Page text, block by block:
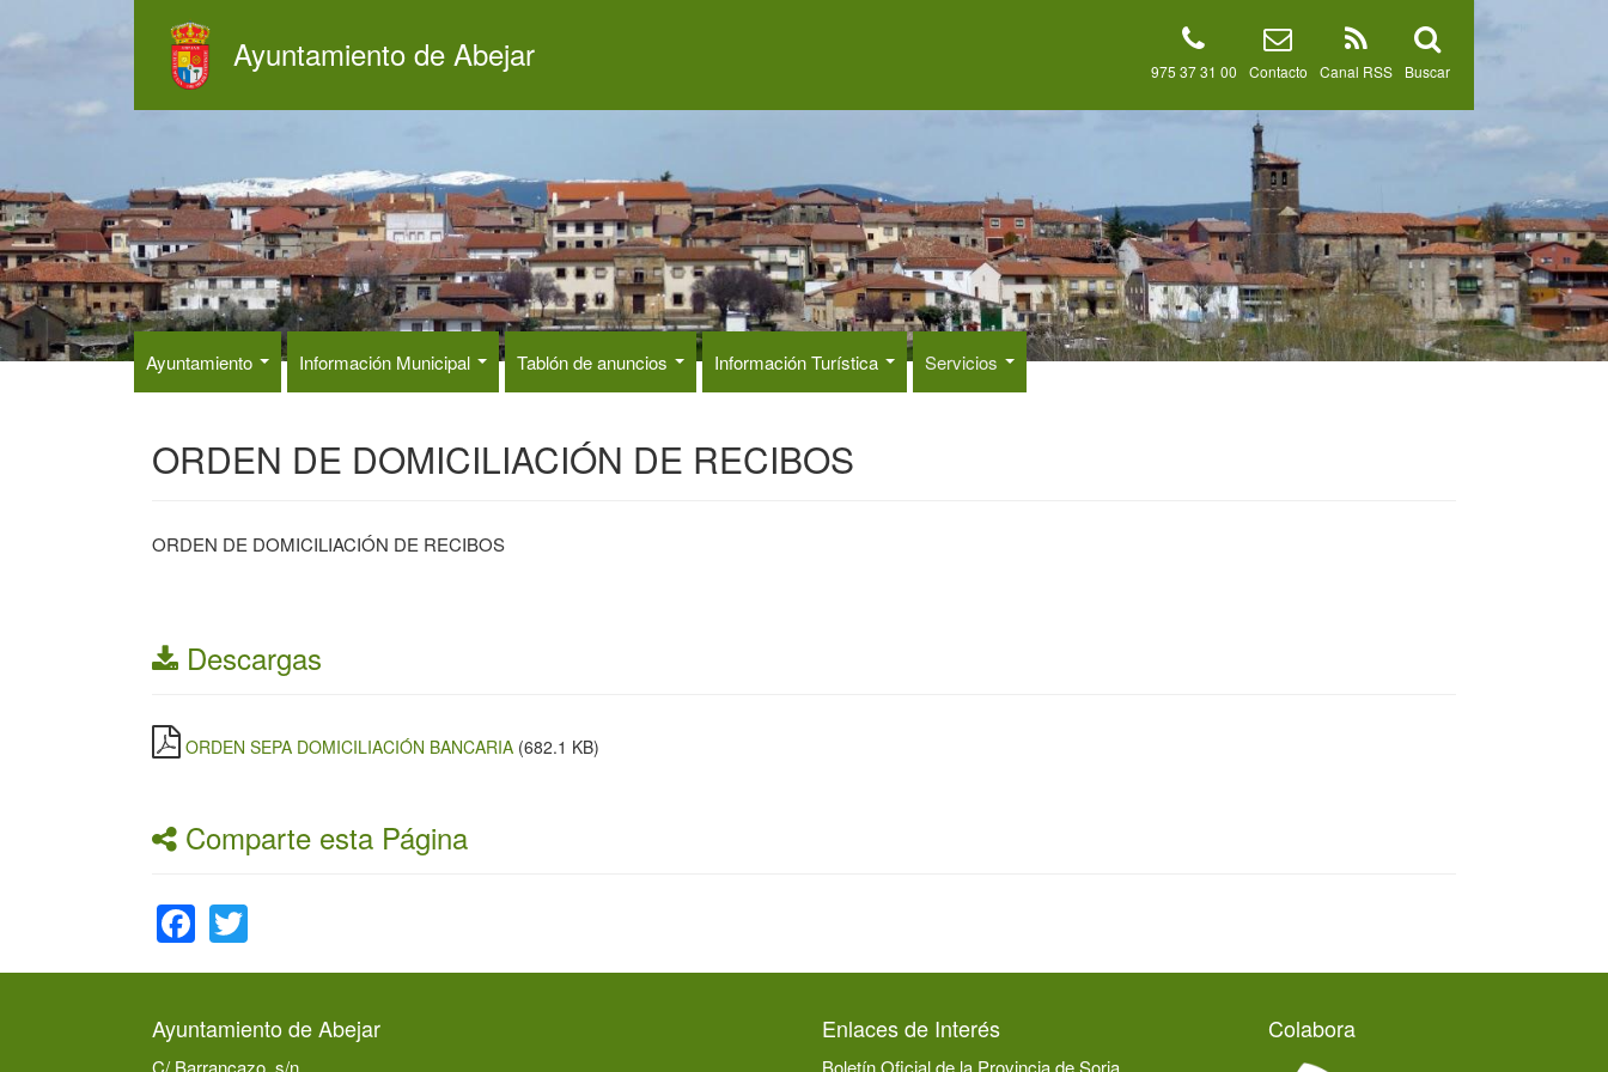
al
Ayuntamiento de Abejar Buscar
Canal RSS
Contacto
975 37 31 00
Ayuntamiento Información Municipal Tablón de anuncios Información Turística Servicios
ORDEN DE DOMICILIACIÓN DE RECIBOS
ORDEN DE DOMICILIACIÓN DE RECIBOS
Descargas
ORDEN SEPA DOMICILIACIÓN BANCARIA (682.1 KB)
Comparte esta Página
Facebook
Ayuntamiento de Abejar
C/ Barrancazo, s/n
Enlaces de Interés
Boletín Oficial de la Provincia de Soria
Colabora